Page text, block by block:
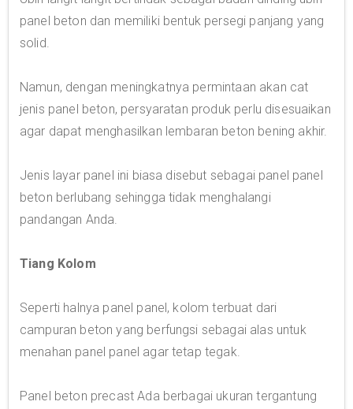
panel beton dan memiliki bentuk persegi panjang yang
solid.
Namun, dengan meningkatnya permintaan akan cat
jenis panel beton, persyaratan produk perlu disesuaikan
agar dapat menghasilkan lembaran beton bening akhir.
Jenis layar panel ini biasa disebut sebagai panel panel
beton berlubang sehingga tidak menghalangi
pandangan Anda.
Tiang Kolom
Seperti halnya panel panel, kolom terbuat dari
campuran beton yang berfungsi sebagai alas untuk
menahan panel panel agar tetap tegak.
Panel beton precast Ada berbagai ukuran tergantung